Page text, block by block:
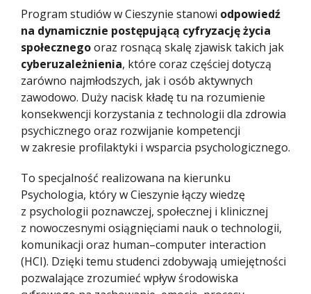
Program studiów w Cieszynie stanowi odpowiedź
na dynamicznie postępującą cyfryzację życia
społecznegooraz rosnącą skalę zjawisk takich jak
cyberuzależnienia, które coraz częściej dotyczą
zarówno najmłodszych, jak i osób aktywnych
zawodowo. Duży nacisk kładę tu na rozumienie
konsekwencji korzystania z technologii dla zdrowia
psychicznego oraz rozwijanie kompetencji
w zakresie profilaktyki i wsparcia psychologicznego.
To specjalność realizowana na kierunku
Psychologia, który w Cieszynie łączy wiedzę
z psychologii poznawczej, społecznej i klinicznej
z nowoczesnymi osiągnięciami nauk o technologii,
komunikacji oraz human–computer interaction
(HCI). Dzięki temu studenci zdobywają umiejętności
pozwalające zrozumieć wpływ środowiska